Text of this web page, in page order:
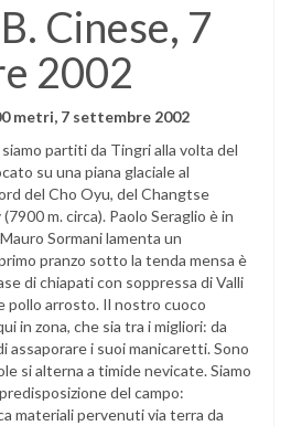
Cinese, 7
2002
metri, 7 settembre 2002
partiti da Tingri alla volta del
su una piana glaciale al
del Cho Oyu, del Changtse
m. circa). Paolo Seraglio è in
Sormani lamenta un
pranzo sotto la tenda mensa è
di chiapati con soppressa di Valli
pollo arrosto. Il nostro cuoco
in zona, che sia tra i migliori: da
assaporare i suoi manicaretti. Sono
si alterna a timide nevicate. Siamo
del campo:
materiali pervenuti via terra da